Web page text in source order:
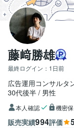
藤﨑勝雄
最終ログイン： 1日前
広告運用コンサルタ
30代後半
男性
本人確認 機密
販売実績994評価